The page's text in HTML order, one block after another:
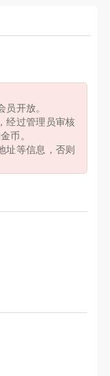
开放。
经过管理员审核
币。
址等信息，否则